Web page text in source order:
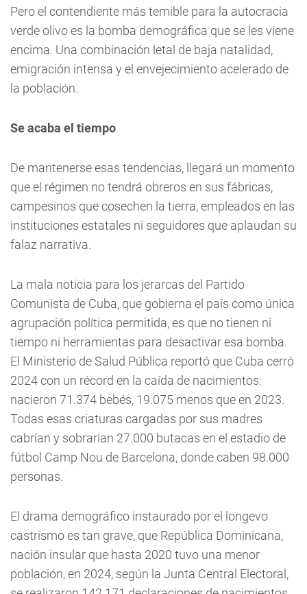
Pero el contendiente más temible para la autocracia
verde olivo es la bomba demográfica que se les viene
encima. Una combinación letal de baja natalidad,
emigración intensa y el envejecimiento acelerado de
la población.
Se acaba el tiempo
De mantenerse esas tendencias, llegará un momento
que el régimen no tendrá obreros en sus fábricas,
campesinos que cosechen la tierra, empleados en las
instituciones estatales ni seguidores que aplaudan su
falaz narrativa.
La mala noticia para los jerarcas del Partido
Comunista de Cuba, que gobierna el país como única
agrupación política permitida, es que no tienen ni
tiempo ni herramientas para desactivar esa bomba.
El Ministerio de Salud Pública reportó que Cuba cerró
2024 con un récord en la caída de nacimientos:
nacieron 71.374 bebés, 19.075 menos que en 2023.
Todas esas criaturas cargadas por sus madres
cabrían y sobrarían 27.000 butacas en el estadio de
fútbol Camp Nou de Barcelona, donde caben 98.000
personas.
El drama demográfico instaurado por el longevo
castrismo es tan grave, que República Dominicana,
nación insular que hasta 2020 tuvo una menor
población, en 2024, según la Junta Central Electoral,